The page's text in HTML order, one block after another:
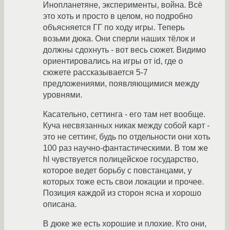
Инопланетяне, эксперименты, война. Всё
это хоть и просто в целом, но подробно
объясняется ГГ по ходу игры. Теперь
возьми дюка. Они сперли наших тёлок и
должны сдохнуть - вот весь сюжет. Видимо
ориентировались на игры от id, где о
сюжете рассказывается 5-7
предложениями, появляющимися между
уровнями.
Касательно, сеттинга - его там нет вообще.
Куча несвязанных никак между собой карт -
это не сеттинг, будь по отдельности они хоть
100 раз научно-фантастическими. В том же
hl чувствуется полицейское государство,
которое ведет борьбу с повстанцами, у
которых тоже есть свои локации и прочее.
Позиция каждой из сторон ясна и хорошо
описана.
В дюке же есть хорошие и плохие. Кто они,